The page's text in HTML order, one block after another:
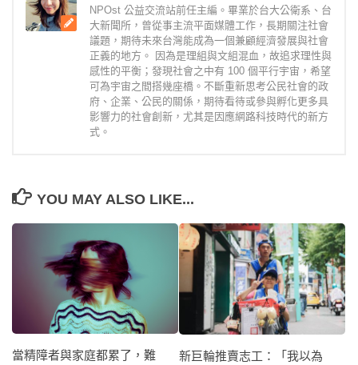
NPOst 公益交流站前任主編。畢業於台大公衛系、台
大新聞所，曾從事主流平面媒體工作，長期關注社會
議題，期待未來台灣能成為一個兼顧經濟發展與社會
正義的地方。 因為是理組與文組混血，故追求理性與
感性的平衡；發現社會之中有 100 個平行宇宙，希望
可為宇宙之間搭幾座橋。不斷重新思考公民社會的政
府、企業、公民的關係，期待看待或參與孵化更多具
影響力的社會創新，尤其是因應網路科技時代的新方
式。
YOU MAY ALSO LIKE...
當精障者與家庭都累了，難 新巨輪推賣志工：「我以為